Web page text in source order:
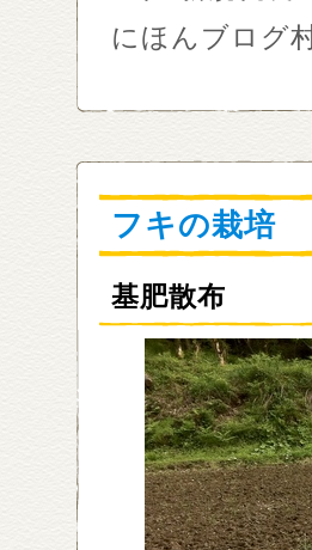
にほんブログ
フキの栽培
基肥散布